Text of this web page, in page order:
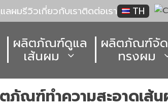
ลผมรีวิวเกี่ยวกับเราติดต่อเรา TH
ผลิตภัณฑ์ดูแล
เส้นผม
ผลิตภัณฑ์จั
ทรงผม
ภัณฑ์ทำความสะอาดเส้